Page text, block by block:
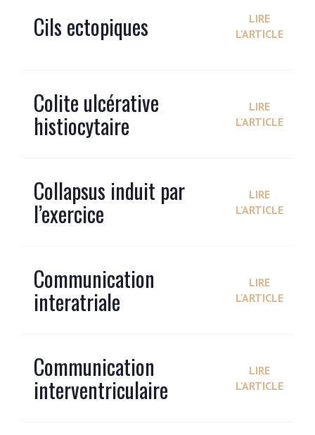
Cils ectopiques
LIRE
L'ARTICLE
Colite ulcérative
histiocytaire
LIRE
L'ARTICLE
Collapsus induit par
l’exercice
LIRE
L'ARTICLE
Communication
interatriale
LIRE
L'ARTICLE
Communication
interventriculaire
LIRE
L'ARTICLE